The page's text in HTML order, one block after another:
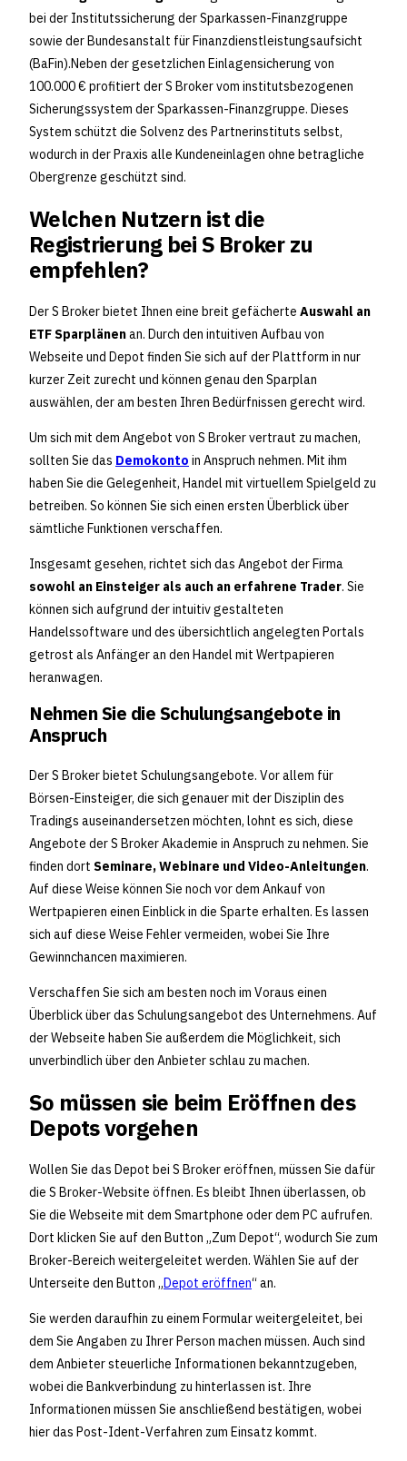
bei der Institutssicherung der Sparkassen-Finanzgruppe
sowie der Bundesanstalt für Finanzdienstleistungsaufsicht
(BaFin).Neben der gesetzlichen Einlagensicherung von
100.000 € profitiert der S Broker vom institutsbezogenen
Sicherungssystem der Sparkassen-Finanzgruppe. Dieses
System schützt die Solvenz des Partnerinstituts selbst,
wodurch in der Praxis alle Kundeneinlagen ohne betragliche
Obergrenze geschützt sind.
Welchen Nutzern ist die
Registrierung bei S Broker zu
empfehlen?
Der S Broker bietet Ihnen eine breit gefächerte Auswahl an
ETF Sparplänenan. Durch den intuitiven Aufbau von
Webseite und Depot finden Sie sich auf der Plattform in nur
kurzer Zeit zurecht und können genau den Sparplan
auswählen, der am besten Ihren Bedürfnissen gerecht wird.
Um sich mit dem Angebot von S Broker vertraut zu machen,
sollten Sie das Demokonto in Anspruch nehmen. Mit ihm
haben Sie die Gelegenheit, Handel mit virtuellem Spielgeld zu
betreiben. So können Sie sich einen ersten Überblick über
sämtliche Funktionen verschaffen.
Insgesamt gesehen, richtet sich das Angebot der Firma
sowohl an Einsteiger als auch an erfahrene Trader. Sie
können sich aufgrund der intuitiv gestalteten
Handelssoftware und des übersichtlich angelegten Portals
getrost als Anfänger an den Handel mit Wertpapieren
heranwagen.
Nehmen Sie die Schulungsangebote in
Anspruch
Der S Broker bietet Schulungsangebote. Vor allem für
Börsen-Einsteiger, die sich genauer mit der Disziplin des
Tradings auseinandersetzen möchten, lohnt es sich, diese
Angebote der S Broker Akademie in Anspruch zu nehmen. Sie
finden dort Seminare, Webinare und Video-Anleitungen.
Auf diese Weise können Sie noch vor dem Ankauf von
Wertpapieren einen Einblick in die Sparte erhalten. Es lassen
sich auf diese Weise Fehler vermeiden, wobei Sie Ihre
Gewinnchancen maximieren.
Verschaffen Sie sich am besten noch im Voraus einen
Überblick über das Schulungsangebot des Unternehmens. Auf
der Webseite haben Sie außerdem die Möglichkeit, sich
unverbindlich über den Anbieter schlau zu machen.
So müssen sie beim Eröffnen des
Depots vorgehen
Wollen Sie das Depot bei S Broker eröffnen, müssen Sie dafür
die S Broker-Website öffnen. Es bleibt Ihnen überlassen, ob
Sie die Webseite mit dem Smartphone oder dem PC aufrufen.
Dort klicken Sie auf den Button „Zum Depot“, wodurch Sie zum
Broker-Bereich weitergeleitet werden. Wählen Sie auf der
Unterseite den Button „Depot eröffnen“ an.
Sie werden daraufhin zu einem Formular weitergeleitet, bei
dem Sie Angaben zu Ihrer Person machen müssen. Auch sind
dem Anbieter steuerliche Informationen bekanntzugeben,
wobei die Bankverbindung zu hinterlassen ist. Ihre
Informationen müssen Sie anschließend bestätigen, wobei
hier das Post-Ident-Verfahren zum Einsatz kommt.